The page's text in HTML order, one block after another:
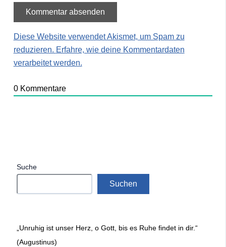
Diese Website verwendet Akismet, um Spam zu
reduzieren. Erfahre, wie deine Kommentardaten
verarbeitet werden.
0Kommentare
Suche
Suchen
„Unruhig ist unser Herz, o Gott, bis es Ruhe findet in dir.“
(Augustinus)